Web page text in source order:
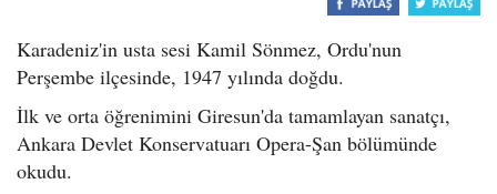
Karadeniz'in usta sesi Kamil Sönmez, Ordu'nun
Perşembe ilçesinde, 1947 yılında doğdu.
İlk ve orta öğrenimini Giresun'da tamamlayan sanatçı,
Ankara Devlet Konservatuarı Opera-Şan bölümünde
okudu.